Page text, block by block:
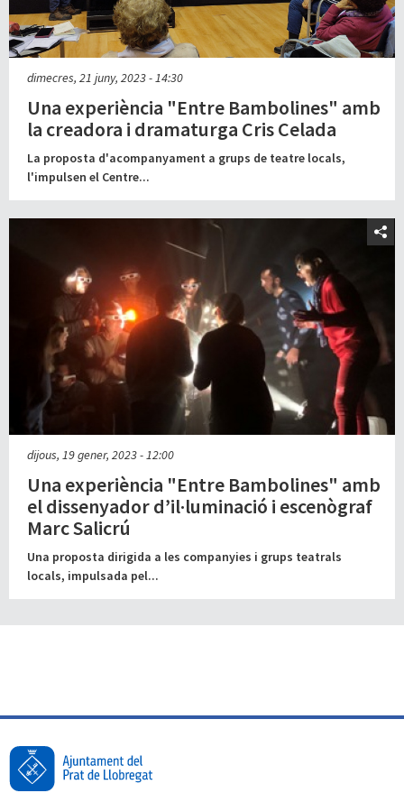
dimecres, 21 juny, 2023 - 14:30
Una experiència "Entre Bambolines" amb
la creadora i dramaturga Cris Celada
La proposta d'acompanyament a grups de teatre locals,
l'impulsen el Centre...
dijous, 19 gener, 2023 - 12:00
Una experiència "Entre Bambolines" amb
el dissenyador d’il·luminació i escenògraf
Marc Salicrú
Una proposta dirigida a les companyies i grups teatrals
locals, impulsada pel...